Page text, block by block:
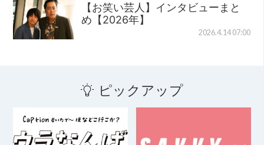
【お笑い芸人】インタビューまと
め【2026年】
2026.4.14 07:00
ピックアップ